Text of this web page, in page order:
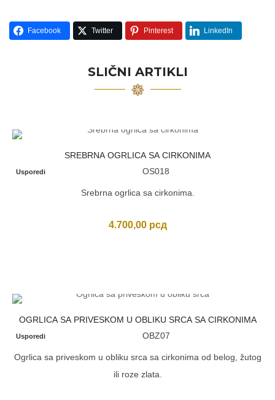
Facebook Twitter Pinterest LinkedIn
SLIČNI ARTIKLI
SREBRNA OGRLICA SA CIRKONIMA
Usporedi OS018
Srebrna ogrlica sa cirkonima.
4.700,00 рсд
OGRLICA SA PRIVESKOM U OBLIKU SRCA SA CIRKONIMA
Usporedi OBZ07
Ogrlica sa priveskom u obliku srca sa cirkonima od belog, žutog
ili roze zlata.